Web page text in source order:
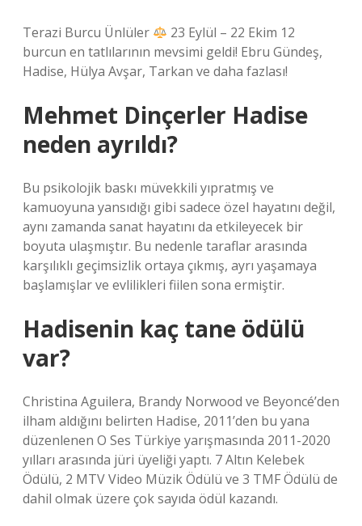
Terazi Burcu Ünlüler
23 Eylül – 22 Ekim 12
burcun en tatlılarının mevsimi geldi! Ebru Gündeş,
Hadise, Hülya Avşar, Tarkan ve daha fazlası!
Mehmet Dinçerler Hadise
neden ayrıldı?
Bu psikolojik baskı müvekkili yıpratmış ve
kamuoyuna yansıdığı gibi sadece özel hayatını değil,
aynı zamanda sanat hayatını da etkileyecek bir
boyuta ulaşmıştır. Bu nedenle taraflar arasında
karşılıklı geçimsizlik ortaya çıkmış, ayrı yaşamaya
başlamışlar ve evlilikleri fiilen sona ermiştir.
Hadisenin kaç tane ödülü
var?
Christina Aguilera, Brandy Norwood ve Beyoncé’den
ilham aldığını belirten Hadise, 2011’den bu yana
düzenlenen O Ses Türkiye yarışmasında 2011-2020
yılları arasında jüri üyeliği yaptı. 7 Altın Kelebek
Ödülü, 2 MTV Video Müzik Ödülü ve 3 TMF Ödülü de
dahil olmak üzere çok sayıda ödül kazandı.